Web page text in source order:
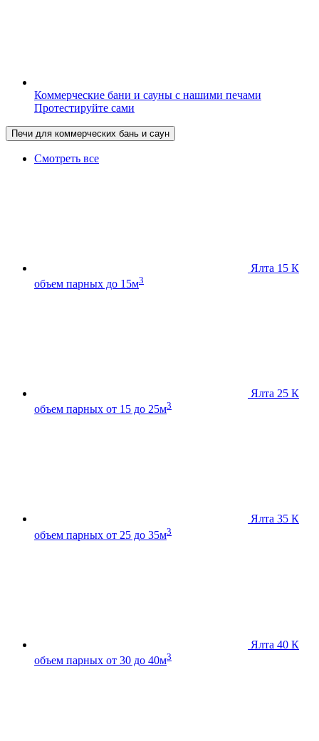
Коммерческие бани и сауны с нашими печами
Протестируйте сами
Печи для коммерческих бань и саун
Смотреть все
Ялта 15 К
объем парных до 15м3
Ялта 25 К
объем парных от 15 до 25м3
Ялта 35 К
объем парных от 25 до 35м3
Ялта 40 К
объем парных от 30 до 40м3